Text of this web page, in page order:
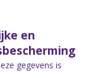
en
gegevens is